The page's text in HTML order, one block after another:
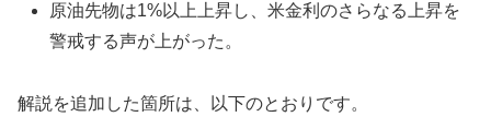
原油先物は1%以上上昇し、米金利のさらなる上昇を
警戒する声が上がった。
解説を追加した箇所は、以下のとおりです。